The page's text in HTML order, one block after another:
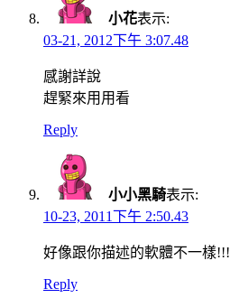
小花表示:
03-21, 2012下午 3:07.48
感謝詳說
趕緊來用用看
Reply
小小黑騎表示:
10-23, 2011下午 2:50.43
好像跟你描述的軟體不一樣!!!
Reply